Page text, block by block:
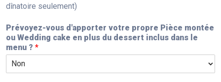
dînatoire seulement)
Prévoyez-vous d'apporter votre propre Pièce montée
ou Wedding cake en plus du dessert inclus dans le
menu ? *